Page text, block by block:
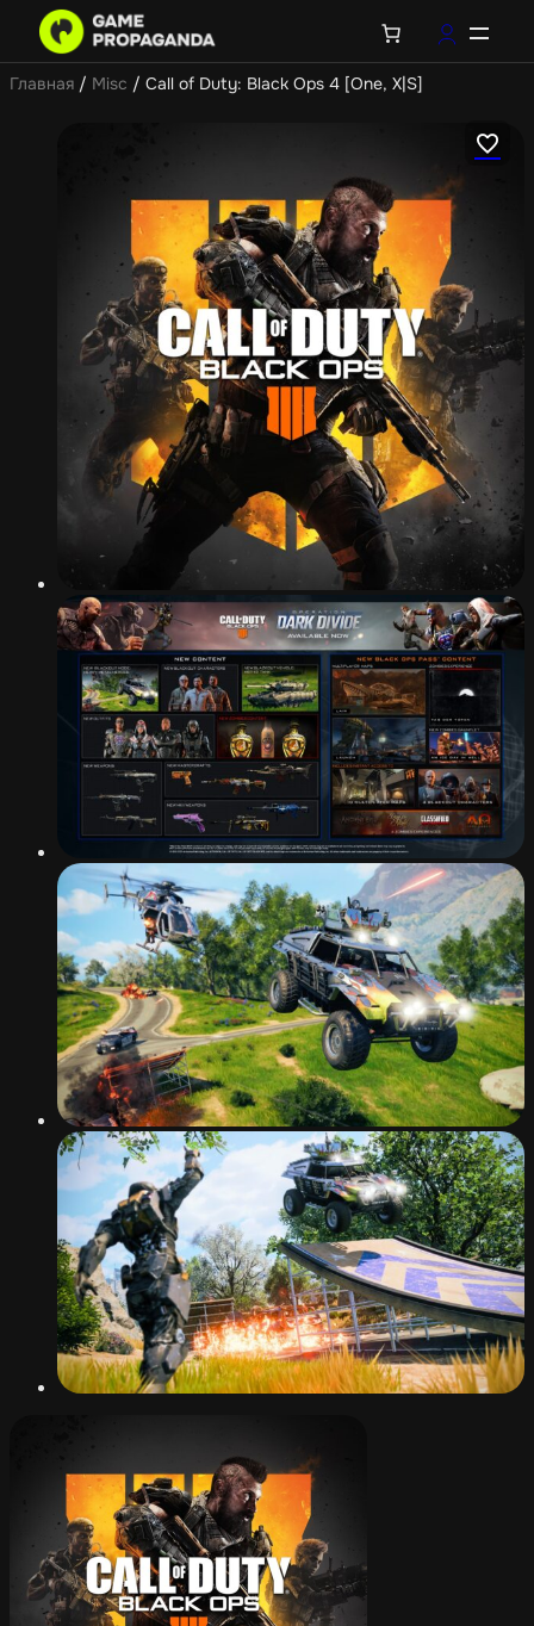
Главная / Misc / Call of Duty: Black Ops 4 [One, X|S]